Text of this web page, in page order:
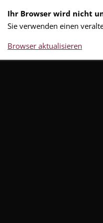
Ihr Browser wird nicht
Sie verwenden einen
Browser aktualisieren